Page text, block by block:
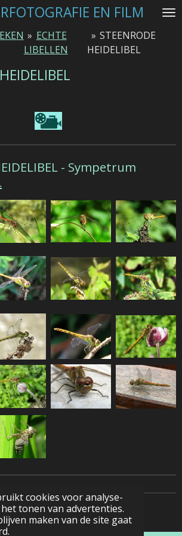
cookies voor analyse-
tonen van advertenties.
maken van de site gaat
EN FILM
» ECHTE
LIBELLEN
» STEENRODE
HEIDELIBEL
- Sympetrum